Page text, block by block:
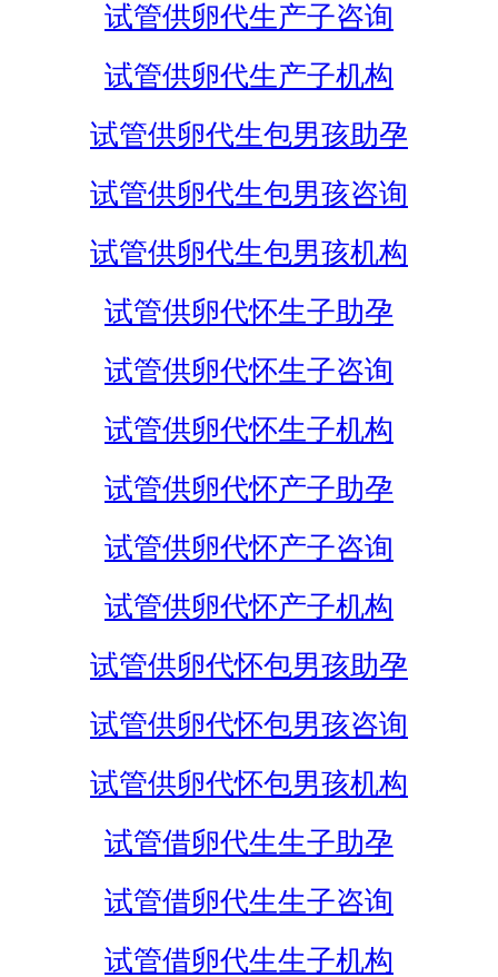
试管供卵代生产子咨询
试管供卵代生产子机构
试管供卵代生包男孩助孕
试管供卵代生包男孩咨询
试管供卵代生包男孩机构
试管供卵代怀生子助孕
试管供卵代怀生子咨询
试管供卵代怀生子机构
试管供卵代怀产子助孕
试管供卵代怀产子咨询
试管供卵代怀产子机构
试管供卵代怀包男孩助孕
试管供卵代怀包男孩咨询
试管供卵代怀包男孩机构
试管借卵代生生子助孕
试管借卵代生生子咨询
试管借卵代生生子机构